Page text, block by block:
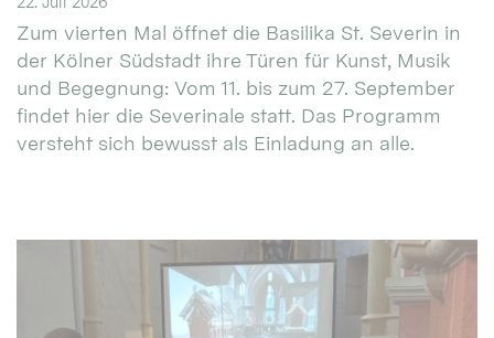
Zum vierten Mal öffnet die Basilika St. Severin in
der Kölner Südstadt ihre Türen für Kunst, Musik
und Begegnung: Vom 11. bis zum 27. September
findet hier die Severinale statt. Das Programm
versteht sich bewusst als Einladung an alle.